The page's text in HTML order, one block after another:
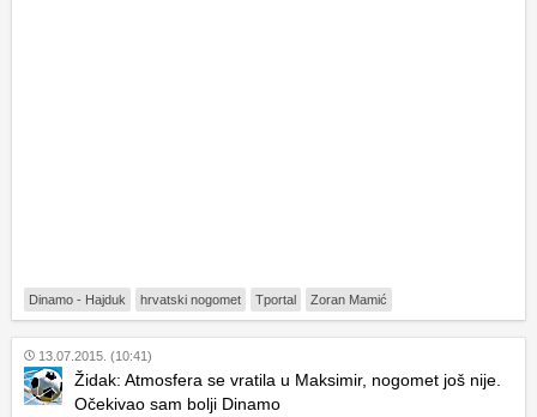
Dinamo - Hajduk hrvatski nogomet Tportal Zoran Mamić
13.07.2015. (10:41)
Židak: Atmosfera se vratila u Maksimir, nogomet još nije.
Očekivao sam bolji Dinamo